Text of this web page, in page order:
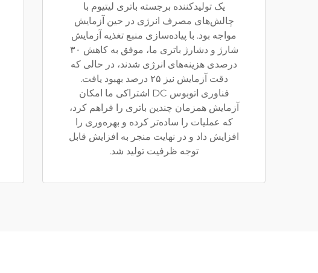
یک تولیدکننده برجسته باتری لیتیوم با
چالش‌های مصرف انرژی در حین آزمایش
مواجه بود. با پیاده‌سازی منبع تغذیه آزمایش
شارژ و دشارژ باتری ما، موفق به کاهش ۳۰
درصدی هزینه‌های انرژی شدند، در حالی که
دقت آزمایش نیز ۲۵ درصد بهبود یافت.
فناوری اتوبوس DC اشتراکی ما امکان
آزمایش همزمان چندین باتری را فراهم کرد،
که عملیات را ساده‌تر کرده و بهره‌وری را
افزایش داد و در نهایت منجر به افزایش قابل
توجه ظرفیت تولید شد.